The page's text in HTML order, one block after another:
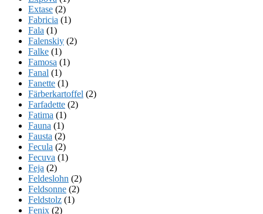
Extase (2)
Fabricia (1)
Fala (1)
Falenskiy (2)
Falke (1)
Famosa (1)
Fanal (1)
Fanette (1)
Färberkartoffel (2)
Farfadette (2)
Fatima (1)
Fauna (1)
Fausta (2)
Fecula (2)
Fecuva (1)
Feja (2)
Feldeslohn (2)
Feldsonne (2)
Feldstolz (1)
Fenix (2)